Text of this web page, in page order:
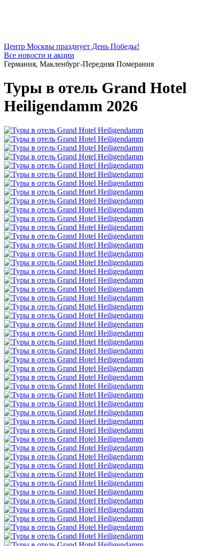
Центр Москвы празднует День Победы!
Все новости и акции
Германия, Макленбург-Передняя Померания
Туры в отель Grand Hotel
Heiligendamm 2026